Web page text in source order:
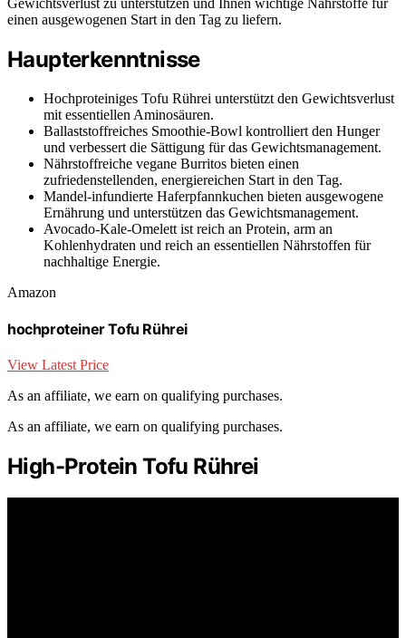
einen ausgewogenen Start in den Tag zu liefern.
Haupterkenntnisse
Hochproteiniges Tofu Rührei unterstützt den Gewichtsverlust
mit essentiellen Aminosäuren.
Ballaststoffreiches Smoothie-Bowl kontrolliert den Hunger
und verbessert die Sättigung für das Gewichtsmanagement.
Nährstoffreiche vegane Burritos bieten einen
zufriedenstellenden, energiereichen Start in den Tag.
Mandel-infundierte Haferpfannkuchen bieten ausgewogene
Ernährung und unterstützen das Gewichtsmanagement.
Avocado-Kale-Omelett ist reich an Protein, arm an
Kohlenhydraten und reich an essentiellen Nährstoffen für
nachhaltige Energie.
Amazon
hochproteiner Tofu Rührei
View Latest Price
As an affiliate, we earn on qualifying purchases.
As an affiliate, we earn on qualifying purchases.
High-Protein Tofu Rührei